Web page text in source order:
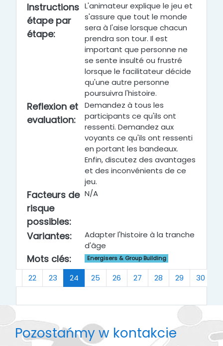
Instructions
étape par
étape:
L'animateur explique le jeu et
s'assure que tout le monde
sera à l'aise lorsque chacun
prendra son tour. Il est
important que personne ne
se sente insulté ou frustré
lorsque le facilitateur décide
qu'une autre personne
poursuivra l'histoire.
Reflexion et
evaluation:
Demandez à tous les
participants ce qu'ils ont
ressenti. Demandez aux
voyants ce qu'ils ont ressenti
en portant les bandeaux.
Enfin, discutez des avantages
et des inconvénients de ce
jeu.
Facteurs de
risque
possibles:
N/A
Variantes:
Adapter l'histoire à la tranche
d'âge
Mots clés: Energisers & Group Building
22 23 24(bieżący)
25 26 27 28 29 30
Pozostańmy w kontakcie